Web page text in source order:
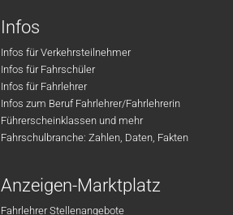
Infos
Infos für Verkehrsteilnehmer
Infos für Fahrschüler
Infos für Fahrlehrer
Infos zum Beruf Fahrlehrer/Fahrlehrerin
Führerscheinklassen und mehr
Fahrschulbranche: Zahlen, Daten, Fakten
Anzeigen-Marktplatz
Fahrlehrer Stellenangebote